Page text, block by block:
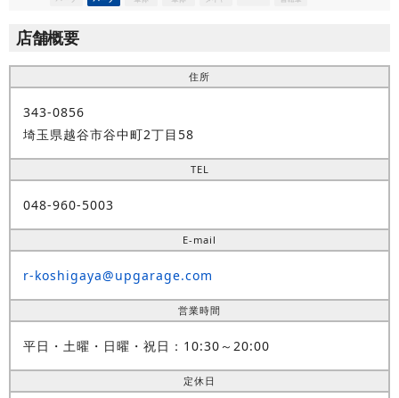
店舗概要
住所
343-0856
埼玉県越谷市谷中町2丁目58
TEL
048-960-5003
E-mail
r-koshigaya@upgarage.com
営業時間
平日・土曜・日曜・祝日：10:30～20:00
定休日